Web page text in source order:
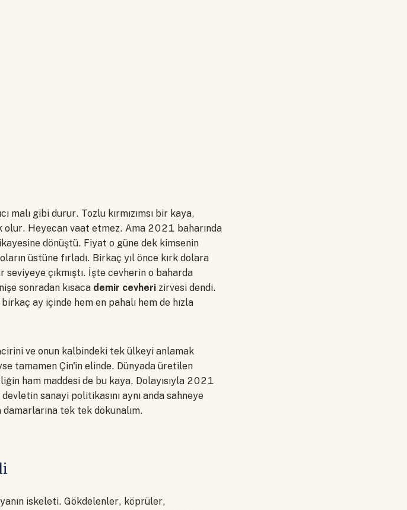
malı gibi durur. Tozlu kırmızımsı bir kaya,
olur. Heyecan vaat etmez. Ama 2021 baharında
dönüştü. Fiyat o güne dek kimsenin
üstüne fırladı. Birkaç yıl önce kırk dolara
çıkmıştı. İşte cevherin o baharda
sonradan kısaca demir cevheri zirvesi dendi.
ay içinde hem en pahalı hem de hızla
ve onun kalbindeki tek ülkeyi anlamak
tamamen Çin'in elinde. Dünyada üretilen
ham maddesi de bu kaya. Dolayısıyla 2021
sanayi politikasını aynı anda sahneye
tek tek dokunalım.
iskeleti. Gökdelenler, köprüler,